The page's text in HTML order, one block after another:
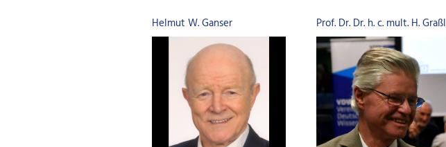
Helmut W. Ganser Prof. Dr. Dr. h. c. mult. H. Graßl